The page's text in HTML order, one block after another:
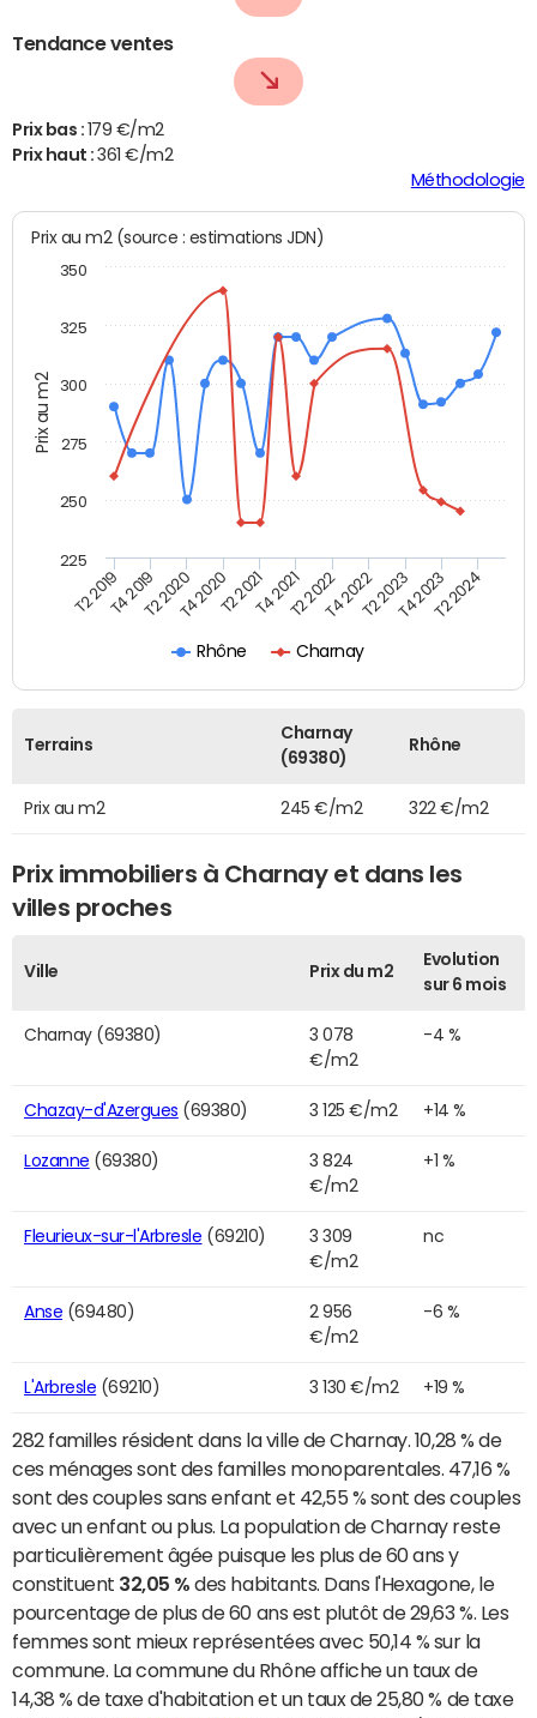
Tendance ventes
Prix bas : 179 €/m2
Prix haut :361 €/m2
Méthodologie
Prix au m2
Prix au m2 (source : estimations JDN)
Rhône Charnay
T2 2019T4 2019T2 2020T4 2020T2 2021T4 2021T2 2022T4 2022T2 2023T4 2023T2 2024
225
250
275
300
325
350
Terrains
Charnay
(69380)
Rhône
Prix au m2 245 €/m2 322 €/m2
Prix immobiliers à Charnay et dans les
villes proches
Ville Prix du m2
Evolution
sur 6 mois
Charnay (69380)
3 078
€/m2
-4 %
Chazay-d'Azergues (69380) 3 125 €/m2 +14 %
Lozanne (69380)
3 824
€/m2
+1 %
Fleurieux-sur-l'Arbresle (69210)
3 309
€/m2
nc
Anse (69480)
2 956
€/m2
-6 %
L'Arbresle (69210) 3 130 €/m2 +19 %
282 familles résident dans la ville de Charnay. 10,28 % de
ces ménages sont des familles monoparentales. 47,16 %
sont des couples sans enfant et 42,55 % sont des couples
avec un enfant ou plus. La population de Charnay reste
particulièrement âgée puisque les plus de 60 ans y
constituent 32,05 % des habitants. Dans l'Hexagone, le
pourcentage de plus de 60 ans est plutôt de 29,63 %. Les
femmes sont mieux représentées avec 50,14 % sur la
commune. La commune du Rhône affiche un taux de
14,38 % de taxe d'habitation et un taux de 25,80 % de taxe